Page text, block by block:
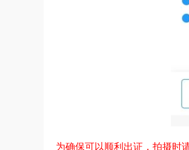
为确保可以顺利出证，拍摄时